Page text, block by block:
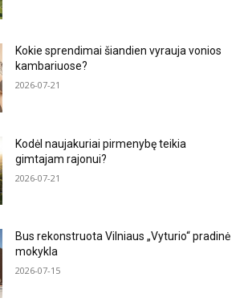
Kokie sprendimai šiandien vyrauja vonios
kambariuose?
2026-07-21
Kodėl naujakuriai pirmenybę teikia
gimtajam rajonui?
2026-07-21
Bus rekonstruota Vilniaus „Vyturio“ pradinė
mokykla
2026-07-15